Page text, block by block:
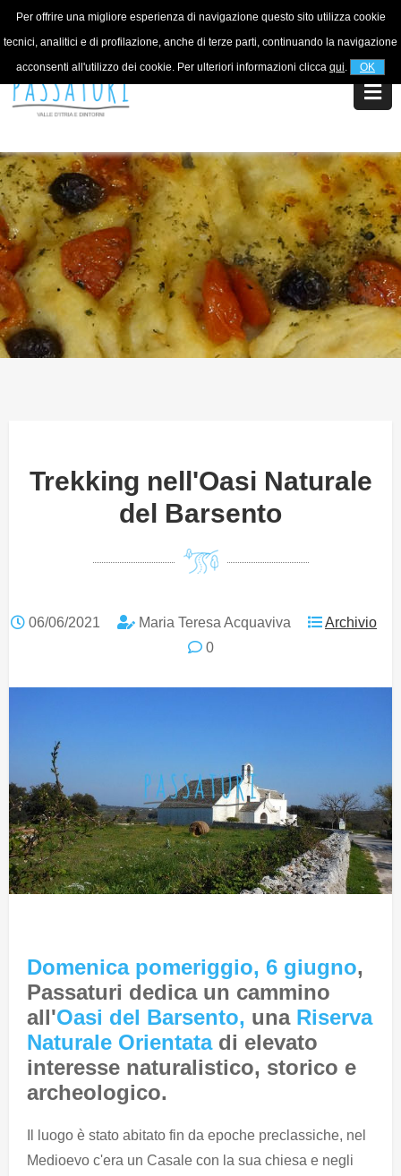
Per offrire una migliore esperienza di navigazione questo sito utilizza cookie
tecnici, analitici e di profilazione, anche di terze parti, continuando la navigazione
acconsenti all'utilizzo dei cookie. Per ulteriori informazioni clicca qui. OK
Per informazioni+39 320 5753268
Trekking nell'Oasi Naturale
del Barsento
06/06/2021 Maria Teresa Acquaviva
Archivio
0
Domenica pomeriggio, 6 giugno,
Passaturi dedica un cammino
all'Oasi del Barsento, una Riserva
Naturale Orientata di elevato
interesse naturalistico, storico e
archeologico.
Il luogo è stato abitato fin da epoche preclassiche, nel
Medioevo c'era un Casale con la sua chiesa e negli